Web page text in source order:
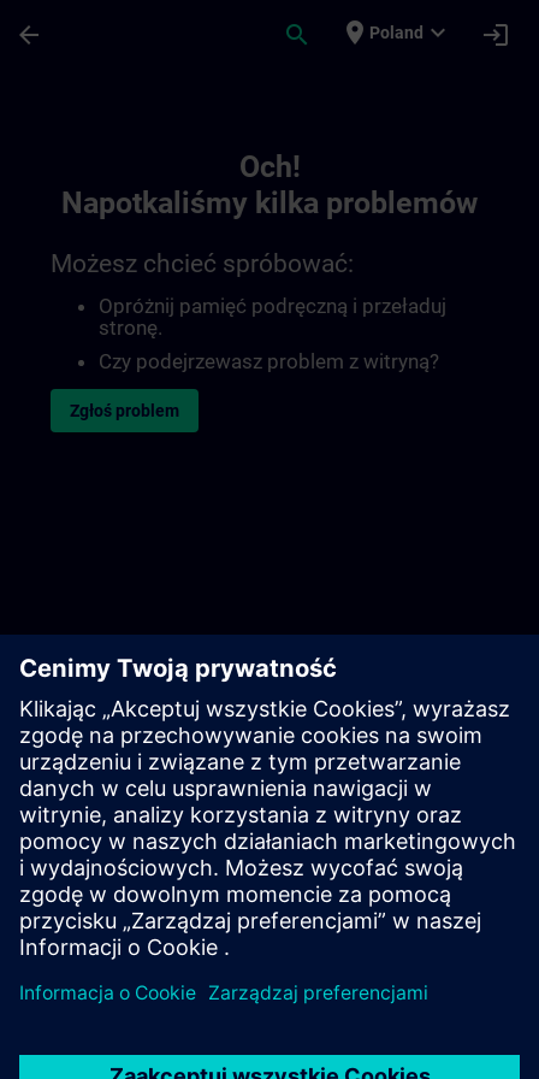
arrow_back search place Poland expand_more login
Och!
Napotkaliśmy kilka problemów
Możesz chcieć spróbować:
Opróżnij pamięć podręczną i przeładuj
stronę.
Czy podejrzewasz problem z witryną?
Zgłoś problem